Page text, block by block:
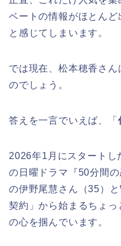
ベートの情報がほとん
と感じてしまいます。
では現在、松本穂香さ
のでしょう。
答えを一言でいえば、「
2026年1月にスタートし
の日曜ドラマ『50分間
の伊野尾慧さん（35）
契約」から始まるちょ
の心を掴んでいます。